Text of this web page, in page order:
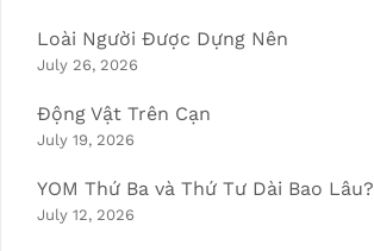
Loài Người Được Dựng Nên
July 26, 2026
Động Vật Trên Cạn
July 19, 2026
YOM Thứ Ba và Thứ Tư Dài Bao Lâu?
July 12, 2026